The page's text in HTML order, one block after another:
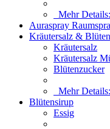
Mehr Details:
Auraspray
Kräutersalz &
Kräutersalz
Kräutersalz
Blütenzucker
Mehr Details:
Blütensirup
Essig